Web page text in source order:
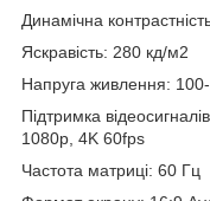
Динамічна
Яскравість: 280 кд/м2
Напруга живлення:
Підтримка
1080p, 4K 60fps
Частота матриці: 60 Гц